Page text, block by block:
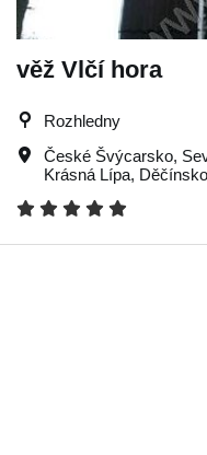
věž Vlčí hora
Rozhledny
České Švýcarsko,
Krásná Lípa, Děčínsko